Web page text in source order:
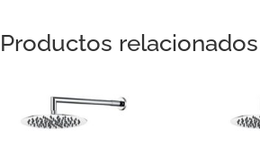
Productos relacionados